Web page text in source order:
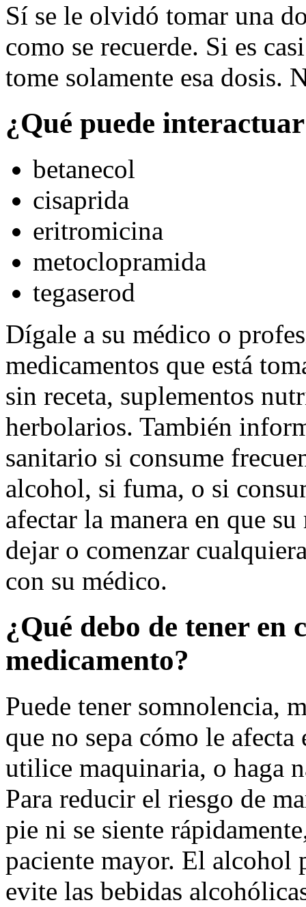
Sí se le olvidó tomar una
como se recuerde. Si es
tome solamente esa dosis.
¿Qué puede
betanecol
cisaprida
eritromicina
metoclopramida
tegaserod
Dígale a su médico o
medicamentos que está
sin receta, suplementos
herbolarios. También
sanitario si consume
alcohol, si fuma, o si
afectar la manera en que
dejar o comenzar
con su médico.
¿Qué debo de tener en
medicamento?
Puede tener somnolencia,
que no sepa cómo le
utilice maquinaria, o haga
Para reducir el riesgo de
pie ni se siente
paciente mayor. El alcohol
evite las bebidas